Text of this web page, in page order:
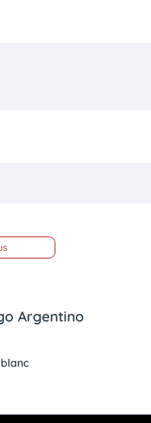
Argentino